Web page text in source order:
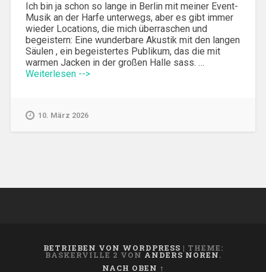
Ich bin ja schon so lange in Berlin mit meiner Event-
Musik an der Harfe unterwegs, aber es gibt immer
wieder Locations, die mich überraschen und
begeistern: Eine wunderbare Akustik mit den langen
Säulen , ein begeistertes Publikum, das die mit
warmen Jacken in der großen Halle sass. …
Weiterlesen -->
10. März 2026
BETRIEBEN VON WORDPRESS | THEME:
BASKERVILLE 2 VON ANDERS NOREN.
NACH OBEN ↑